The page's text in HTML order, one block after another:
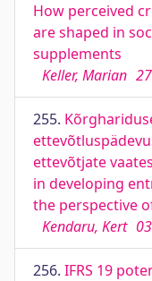
How perceived
are shaped in
supplements
Keller, Marian
255.
ettevõtjate
in developing
the perspective
Kendaru, Kert
256. IFRS 19